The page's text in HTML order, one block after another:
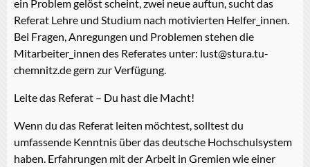
ein Problem gelöst scheint, zwei neue auftun, sucht das
Referat Lehre und Studium nach motivierten Helfer_innen.
Bei Fragen, Anregungen und Problemen stehen die
Mitarbeiter_innen des Referates unter: lust@stura.tu-
chemnitz.de gern zur Verfügung.
Leite das Referat – Du hast die Macht!
Wenn du das Referat leiten möchtest, solltest du
umfassende Kenntnis über das deutsche Hochschulsystem
haben. Erfahrungen mit der Arbeit in Gremien wie einer